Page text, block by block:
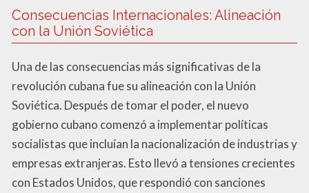
Consecuencias Internacionales: Alineación
con la Unión Soviética
Una de las consecuencias más significativas de la
revolución cubana fue su alineación con la Unión
Soviética. Después de tomar el poder, el nuevo
gobierno cubano comenzó a implementar políticas
socialistas que incluían la nacionalización de industrias y
empresas extranjeras. Esto llevó a tensiones crecientes
con Estados Unidos, que respondió con sanciones